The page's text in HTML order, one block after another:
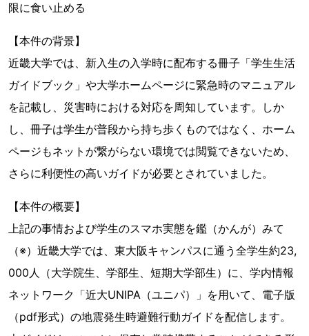
限に食い止める
【本件の背景】
近畿大学では、新入生の入学時に配布する冊子「学生生活
ガイドブック」や大学ホームページに緊急時のマニュアル
を記載し、災害時における対応を周知しています。しか
し、冊子は学生が普段から持ち歩くものではなく、ホーム
ページもネットが繋がらない環境では閲覧できないため、
さらに利便性の高いガイドが必要とされていました。
【本件の概要】
上記の事情および学生のスマホ実態を鑑（かんが）みて
（※）近畿大学では、東大阪キャンパスに通う全学生約23,
000人（大学院生、学部生、短期大学部生）に、学内情報
ネットワーク「近大UNIPA（ユニパ）」を用いて、電子版
（pdf形式）の地震発生時避難行動ガイドを配信します。